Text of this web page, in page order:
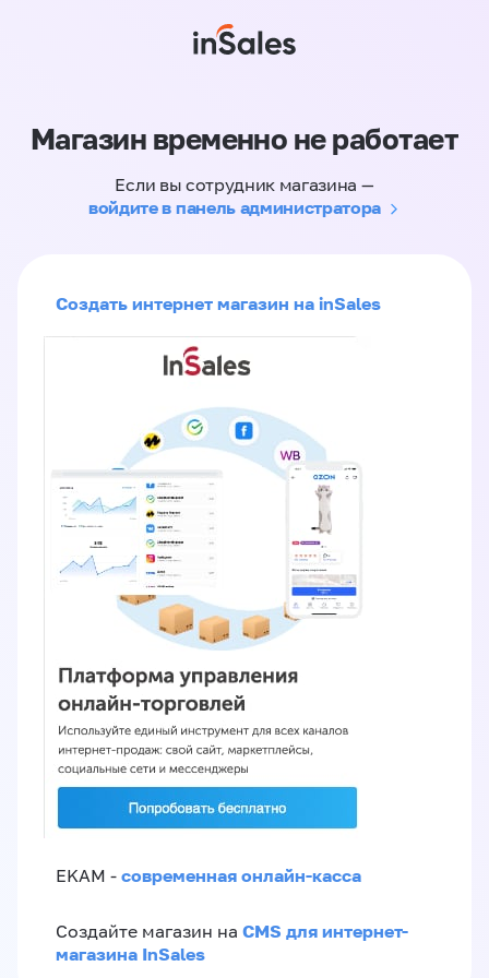
Магазин временно не работает
Если вы сотрудник магазина —
войдите в панель администратора
Создать интернет магазин на inSales
EKAM - современная онлайн-касса
Создайте магазин на CMS для интернет-
магазина InSales